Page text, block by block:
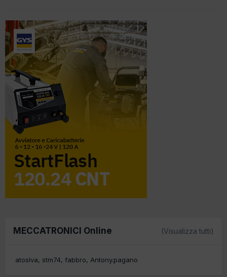
MECCATRONICI Online (Visualizza tutti)
atoslva stm74 fabbro Antony.pagano